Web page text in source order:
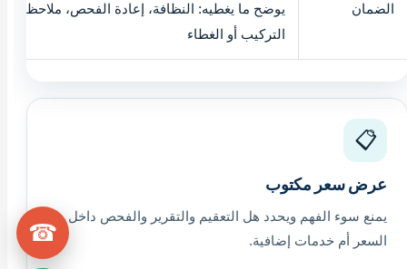
الضمان
يوضح ما يغطيه: النظافة، إعادة الفحص، ملاحظات
التركيب أو الغطاء
📋
عرض سعر مكتوب
يمنع سوء الفهم ويحدد هل التعقيم والتقرير والفحص داخل
السعر أم خدمات إضافية.
☎